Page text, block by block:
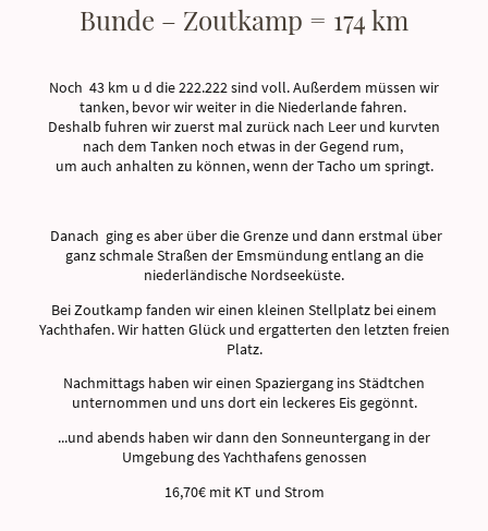
Bunde – Zoutkamp = 174 km
Noch 43 km u d die 222.222 sind voll. Außerdem müssen wir
tanken, bevor wir weiter in die Niederlande fahren.
Deshalb fuhren wir zuerst mal zurück nach Leer und kurvten
nach dem Tanken noch etwas in der Gegend rum,
um auch anhalten zu können, wenn der Tacho um springt.
Danach ging es aber über die Grenze und dann erstmal über
ganz schmale Straßen der Emsmündung entlang an die
niederländische Nordseeküste.
Bei Zoutkamp fanden wir einen kleinen Stellplatz bei einem
Yachthafen. Wir hatten Glück und ergatterten den letzten freien
Platz.
Nachmittags haben wir einen Spaziergang ins Städtchen
unternommen und uns dort ein leckeres Eis gegönnt.
...und abends haben wir dann den Sonneuntergang in der
Umgebung des Yachthafens genossen
16,70€ mit KT und Strom